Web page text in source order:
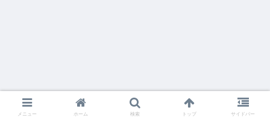
メニュー ホーム 検索 トップ サイドバー